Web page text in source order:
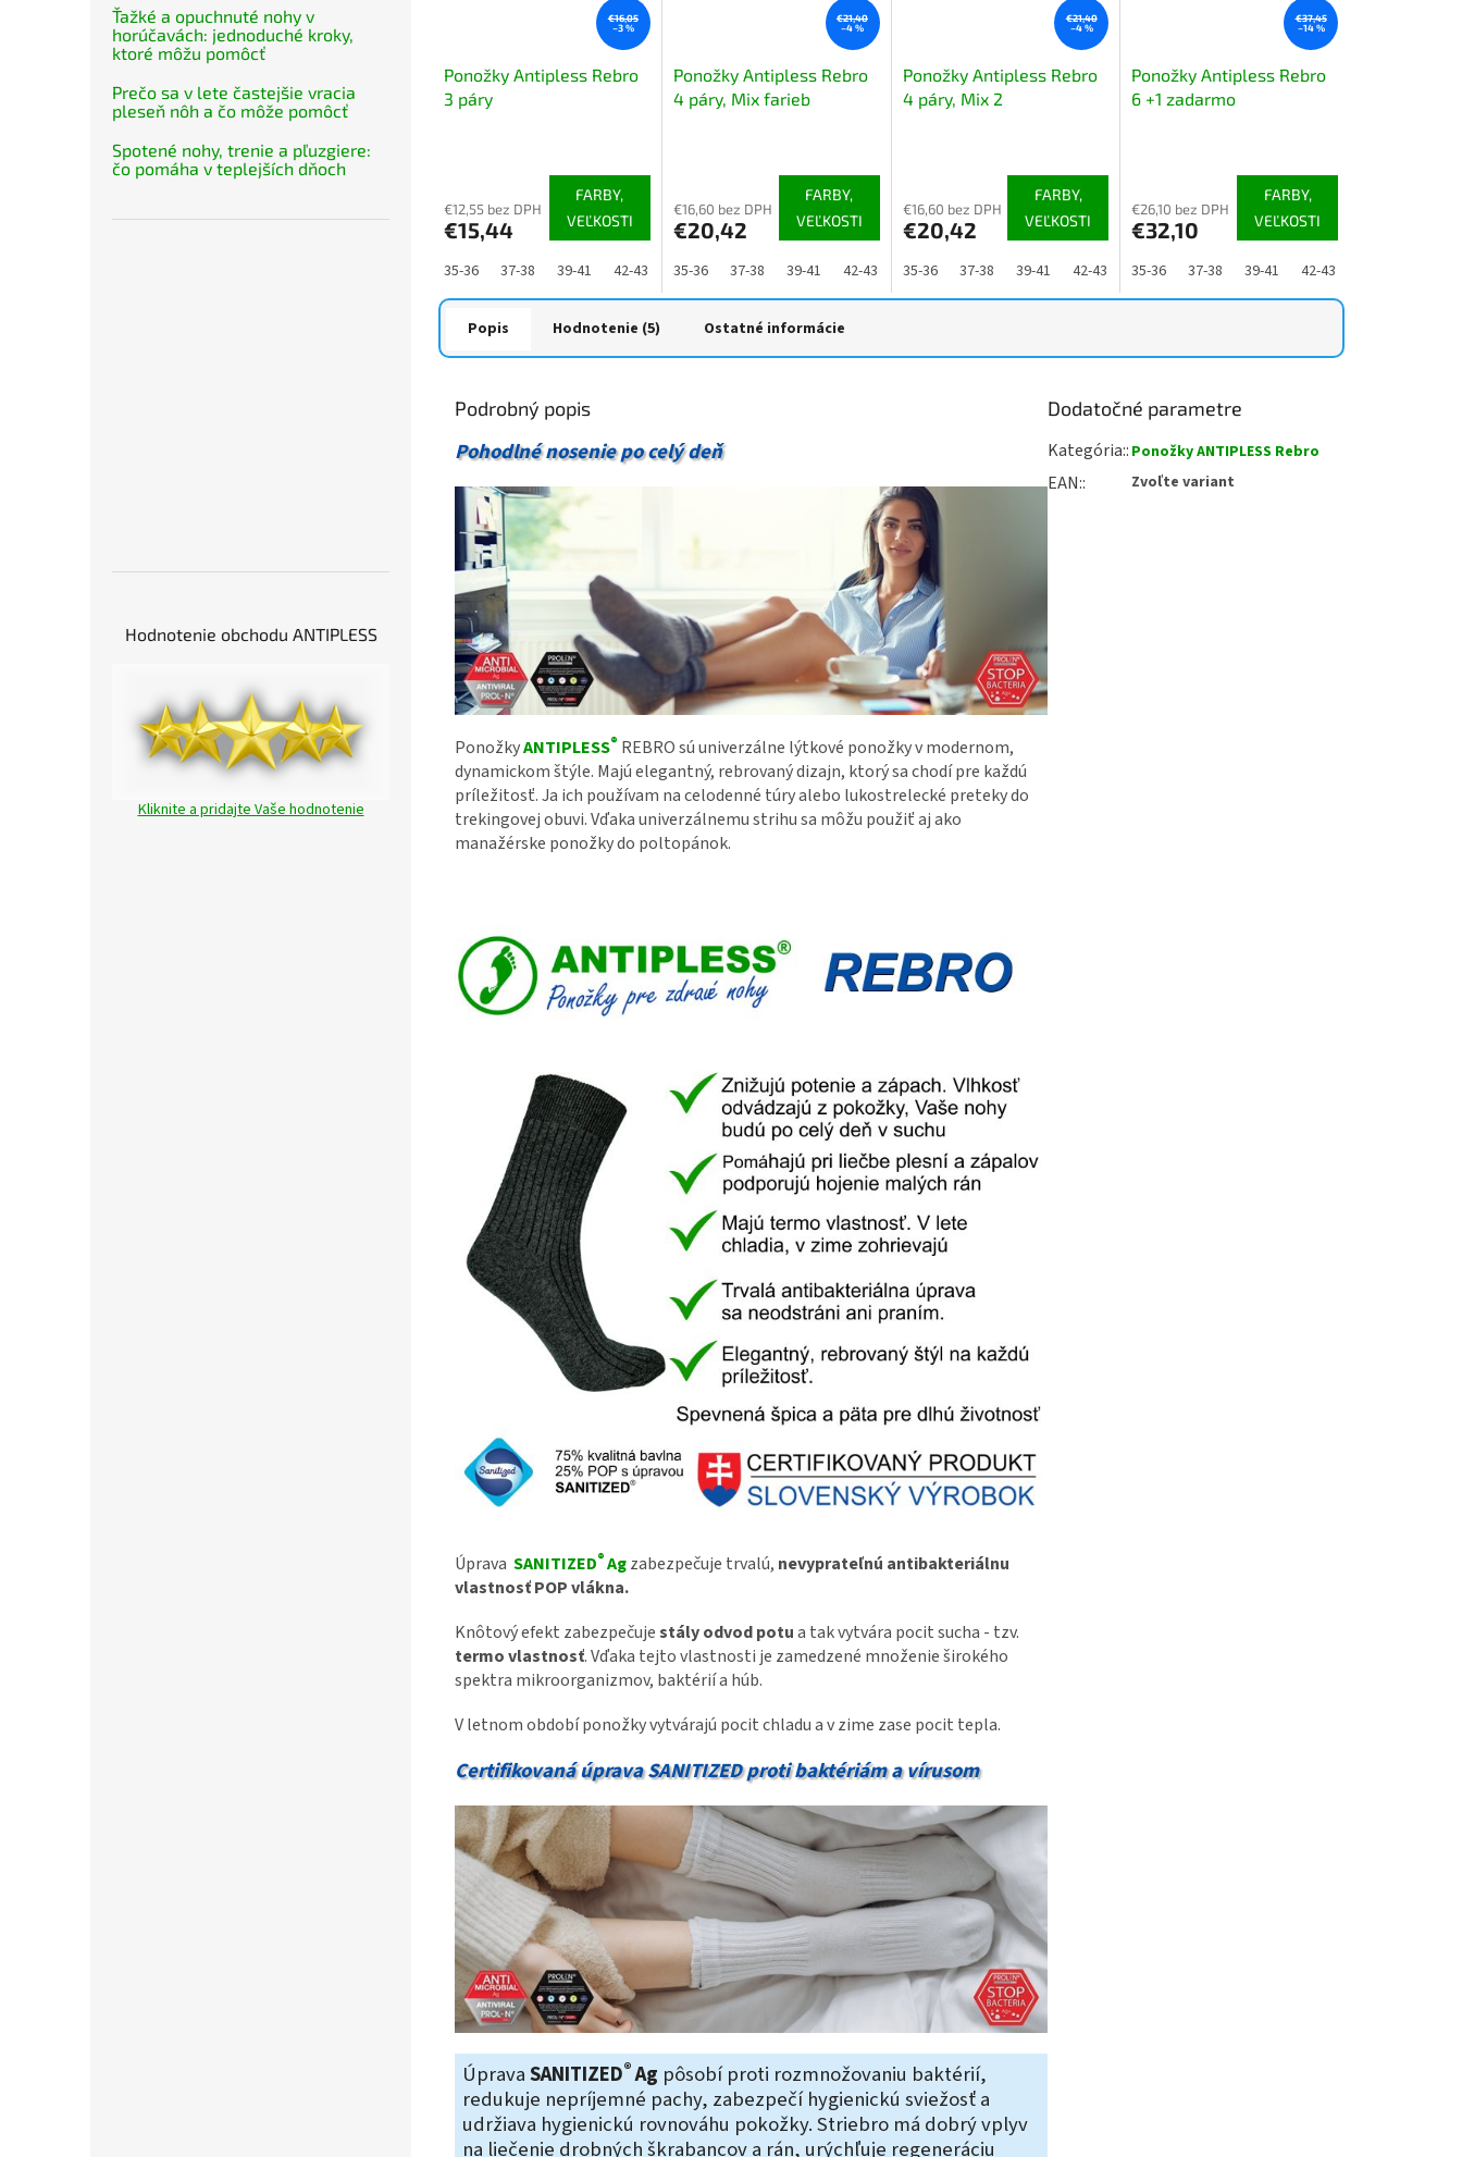
Ťažké a opuchnuté nohy v
horúčavách: jednoduché kroky,
ktoré môžu pomôcť
Prečo sa v lete častejšie vracia
pleseň nôh a čo môže pomôcť
Spotené nohy, trenie a pľuzgiere:
čo pomáha v teplejších dňoch
Hodnotenie obchodu ANTIPLESS
Kliknite a pridajte Vaše hodnotenie
€16,05
–3 %
Ponožky Antipless Rebro
3 páry
je
4,3
5
€12,55 bez DPH
€15,44
FARBY,
VEĽKOSTI
35-36 37-38 39-41 42-43 44-46 47-48
€21,40
–4 %
Ponožky Antipless Rebro
4 páry, Mix farieb
je
4,9
5
€16,60 bez DPH
€20,42
FARBY,
VEĽKOSTI
35-36 37-38 39-41 42-43 44-46 47-48
€21,40
–4 %
Ponožky Antipless Rebro
4 páry, Mix 2
je
5,0
5
€16,60 bez DPH
€20,42
FARBY,
VEĽKOSTI
35-36 37-38 39-41 42-43 44-46 47-48
€37,45
–14 %
Ponožky Antipless Rebro
6 +1 zadarmo
je
4,9
5
€26,10 bez DPH
€32,10
FARBY,
VEĽKOSTI
35-36 37-38 39-41 42-43
Popis Hodnotenie (5) Ostatné informácie
Podrobný popis
Pohodlné nosenie po celý deň
PonožkyANTIPLESS® REBRO sú univerzálne lýtkové ponožky v modernom,
dynamickom štýle. Majú elegantný, rebrovaný dizajn, ktorý sa chodí pre každú
príležitosť. Ja ich používam na celodenné túry alebo lukostrelecké preteky do
trekingovej obuvi. Vďaka univerzálnemu strihu sa môžu použiť aj ako
manažérske ponožky do poltopánok.
Úprava SANITIZED®Agzabezpečuje trvalú, nevyprateľnú antibakteriálnu
vlastnosť POP vlákna.
Knôtový efekt zabezpečujestály odvod potua tak vytvára pocit sucha - tzv.
termo vlastnosť. Vďaka tejto vlastnosti je zamedzené množenie širokého
spektra mikroorganizmov, baktérií a húb.
V letnom období ponožky vytvárajú pocit chladu a v zime zase pocit tepla.
Certifikovaná úprava SANITIZED proti baktériám a vírusom
ÚpravaSANITIZED® Ag pôsobí proti rozmnožovaniu baktérií,
redukuje nepríjemné pachy, zabezpečí hygienickú sviežosť a
udržiava hygienickú rovnováhu pokožky. Striebro má dobrý vplyv
na liečenie drobných škrabancov a rán, urýchľuje regeneráciu
Dodatočné parametre
Kategória: Ponožky ANTIPLESS Rebro
EAN: Zvoľte variant